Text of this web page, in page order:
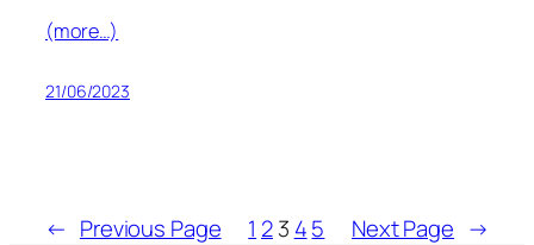
(more…)
21/06/2023
← Previous Page 1 23 45 Next Page →